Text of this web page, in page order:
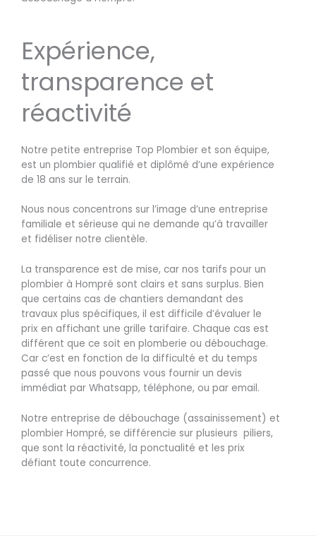
Expérience,
transparence et
réactivité
Notre petite entreprise Top Plombier et son équipe,
est un plombier qualifié et diplômé d’une expérience
de 18 ans sur le terrain.
Nous nous concentrons sur l’image d’une entreprise
familiale et sérieuse qui ne demande qu’à travailler
et fidéliser notre clientèle.
La transparence est de mise, car nos tarifs pour un
plombier à Hompré sont clairs et sans surplus. Bien
que certains cas de chantiers demandant des
travaux plus spécifiques, il est difficile d’évaluer le
prix en affichant une grille tarifaire. Chaque cas est
différent que ce soit en plomberie ou débouchage.
Car c’est en fonction de la difficulté et du temps
passé que nous pouvons vous fournir un devis
immédiat par Whatsapp, téléphone, ou par email.
Notre entreprise de débouchage (assainissement) et
plombier Hompré, se différencie sur plusieurs piliers,
que sont la réactivité, la ponctualité et les prix
défiant toute concurrence.